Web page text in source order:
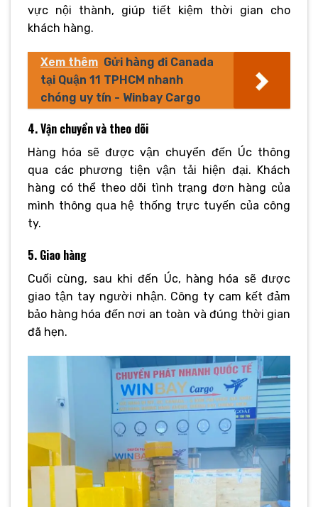
vực nội thành, giúp tiết kiệm thời gian cho
khách hàng.
Xem thêm Gửi hàng đi Canada
tại Quận 11 TPHCM nhanh
chóng uy tín - Winbay Cargo
4. Vận chuyển và theo dõi
Hàng hóa sẽ được vận chuyển đến Úc thông
qua các phương tiện vận tải hiện đại. Khách
hàng có thể theo dõi tình trạng đơn hàng của
mình thông qua hệ thống trực tuyến của công
ty.
5. Giao hàng
Cuối cùng, sau khi đến Úc, hàng hóa sẽ được
giao tận tay người nhận. Công ty cam kết đảm
bảo hàng hóa đến nơi an toàn và đúng thời gian
đã hẹn.